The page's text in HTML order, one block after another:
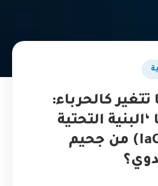
تتغير كالحرباء:
التحتية
كشيفرة’ (IaC) من جحيم